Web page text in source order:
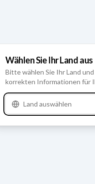
Ohne,KohlenmengeM10,
Wählen Sie Ihr Land aus
Bitte wählen Sie Ihr Land
korrekten Informationen für
Land auswählen